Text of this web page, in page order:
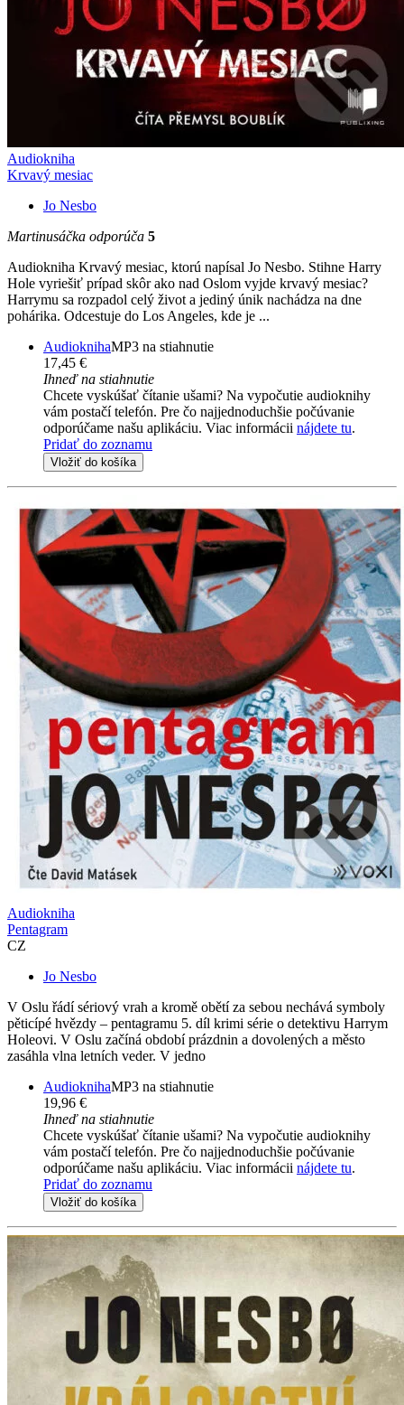
Audiokniha
Krvavý mesiac
Jo Nesbo
Martinusáčka odporúča 5
Audiokniha Krvavý mesiac, ktorú napísal Jo Nesbo. Stihne Harry
Hole vyriešiť prípad skôr ako nad Oslom vyjde krvavý mesiac?
Harrymu sa rozpadol celý život a jediný únik nachádza na dne
pohárika. Odcestuje do Los Angeles, kde je ...
AudioknihaMP3 na stiahnutie
17,45 €
Ihneď na stiahnutie
Chcete vyskúšať čítanie ušami? Na vypočutie audioknihy
vám postačí telefón. Pre čo najjednoduchšie počúvanie
odporúčame našu aplikáciu. Viac informácii nájdete tu.
Pridať do zoznamu
Vložiť do košíka
Audiokniha
Pentagram
CZ
Jo Nesbo
V Oslu řádí sériový vrah a kromě obětí za sebou nechává symboly
pěticípé hvězdy – pentagramu 5. díl krimi série o detektivu Harrym
Holeovi. V Oslu začíná období prázdnin a dovolených a město
zasáhla vlna letních veder. V jedno
AudioknihaMP3 na stiahnutie
19,96 €
Ihneď na stiahnutie
Chcete vyskúšať čítanie ušami? Na vypočutie audioknihy
vám postačí telefón. Pre čo najjednoduchšie počúvanie
odporúčame našu aplikáciu. Viac informácii nájdete tu.
Pridať do zoznamu
Vložiť do košíka